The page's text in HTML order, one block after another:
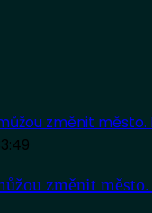
změnit